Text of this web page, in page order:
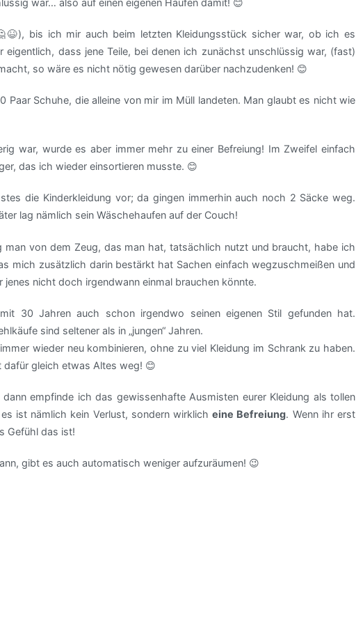
bis ich mir auch beim letzten Kleidungsstück sicher war, ob ich es
dass jene Teile, bei denen ich zunächst unschlüssig war, (fast)
so wäre es nicht nötig gewesen darüber nachzudenken! 😊
Schuhe, die alleine von mir im Müll landeten. Man glaubt es nicht wie
war, wurde es aber immer mehr zu einer Befreiung! Im Zweifel einfach
das ich wieder einsortieren musste. 😊
die Kinderkleidung vor; da gingen immerhin auch noch 2 Säcke weg.
lag nämlich sein Wäschehaufen auf der Couch!
von dem Zeug, das man hat, tatsächlich nutzt und braucht, habe ich
mich zusätzlich darin bestärkt hat Sachen einfach wegzuschmeißen und
nicht doch irgendwann einmal brauchen könnte.
30 Jahren auch schon irgendwo seinen eigenen Stil gefunden hat.
sind seltener als in „jungen“ Jahren.
wieder neu kombinieren, ohne zu viel Kleidung im Schrank zu haben.
gleich etwas Altes weg! 😊
empfinde ich das gewissenhafte Ausmisten eurer Kleidung als tollen
ist nämlich kein Verlust, sondern wirklicheine Befreiung. Wenn ihr erst
Gefühl das ist!
gibt es auch automatisch weniger aufzuräumen! 😉